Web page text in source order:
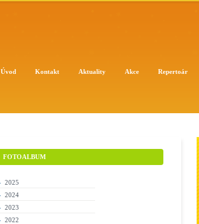
Úvod Kontakt Aktuality Akce Repertoár
FOTOALBUM
2025
2024
2023
2022